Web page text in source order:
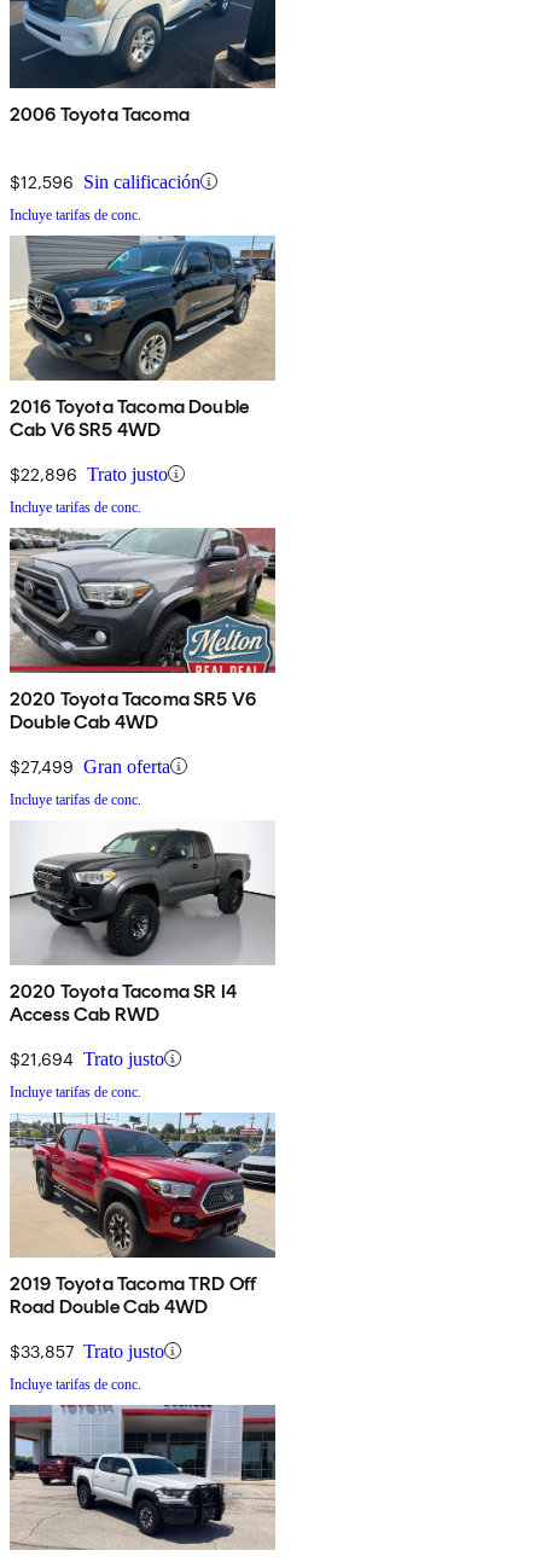
2006 Toyota Tacoma
$12,596 Sin calificación
Incluye tarifas de conc.
2016 Toyota Tacoma Double
Cab V6 SR5 4WD
$22,896 Trato justo
Incluye tarifas de conc.
2020 Toyota Tacoma SR5 V6
Double Cab 4WD
$27,499 Gran oferta
Incluye tarifas de conc.
2020 Toyota Tacoma SR I4
Access Cab RWD
$21,694 Trato justo
Incluye tarifas de conc.
2019 Toyota Tacoma TRD Off
Road Double Cab 4WD
$33,857 Trato justo
Incluye tarifas de conc.